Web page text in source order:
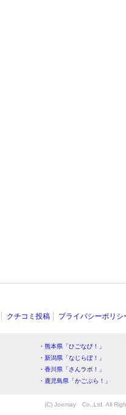
クチコミ投稿 プライバシーポリシ
・熊本県「ひごなび！」
・新潟県「なじらぼ！」
・香川県「さんラボ！」
・鹿児島県「かごぶら！」
(C) Joemay Co.,Ltd. All